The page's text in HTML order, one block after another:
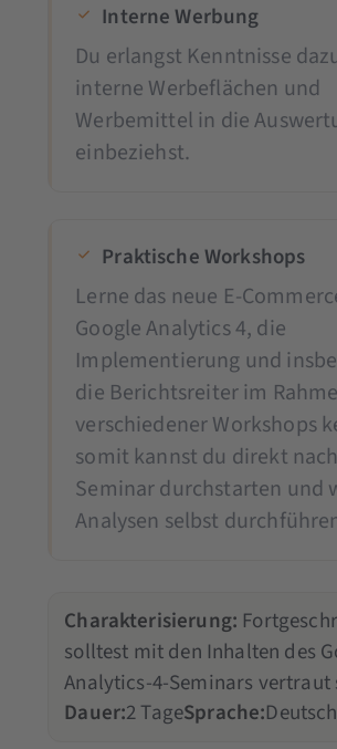
Interne Werbung
Du erlangst Kenntnisse
interne Werbeflächen und
Werbemittel in die
einbeziehst.
Praktische Workshops
Lerne das neue E-
Google Analytics 4, die
Implementierung und
die Berichtsreiter im
verschiedener Workshops
somit kannst du direkt
Seminar durchstarten und
Analysen selbst
Charakterisierung:
solltest mit den Inhalten des
Analytics-4-Seminars vertraut
Dauer:2 TageSprache:Deutsch